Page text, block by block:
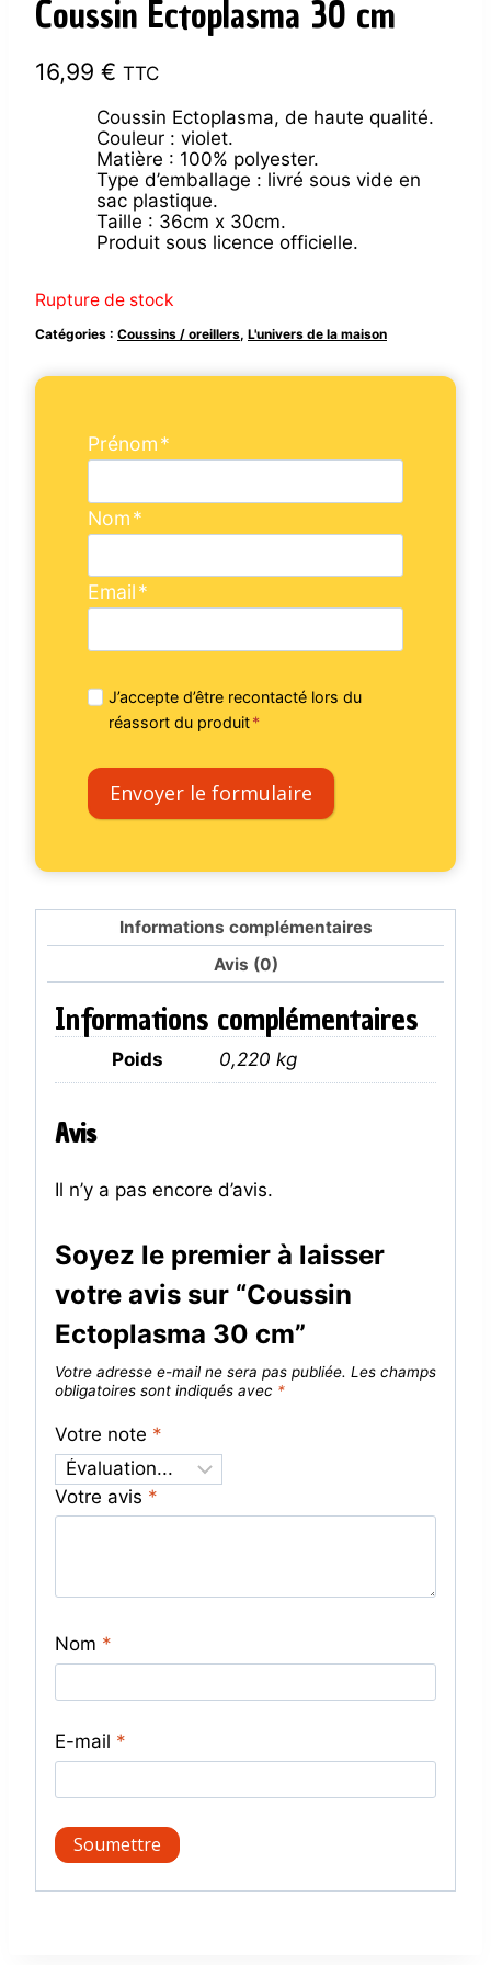
Coussin Ectoplasma 30 cm
16,99 € TTC
Coussin Ectoplasma, de haute qualité.
Couleur : violet.
Matière : 100% polyester.
Type d’emballage : livré sous vide en
sac plastique.
Taille : 36cm x 30cm.
Produit sous licence officielle.
Rupture de stock
Catégories : Coussins / oreillers, L'univers de la maison
Prénom*
Nom*
Email*
J’accepte d’être recontacté lors du
réassort du produit*
Envoyer le formulaire
Informations complémentaires
Avis (0)
Informations complémentaires
Poids 0,220 kg
Avis
Il n’y a pas encore d’avis.
Soyez le premier à laisser
votre avis sur “Coussin
Ectoplasma 30 cm”
Votre adresse e-mail ne sera pas publiée. Les champs
obligatoires sont indiqués avec *
Votre note *
Votre avis *
Nom *
E-mail *